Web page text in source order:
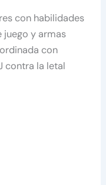
con habilidades
juego y armas
con
contra la letal